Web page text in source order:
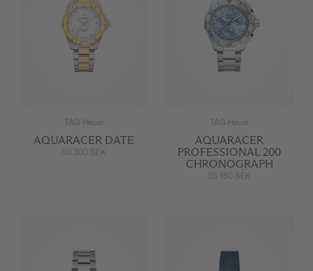
TAG Heuer
AQUARACER DATE
50 300 SEK
TAG Heuer
AQUARACER
PROFESSIONAL 200
CHRONOGRAPH
35 150 SEK